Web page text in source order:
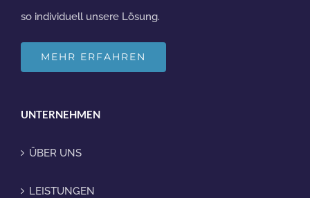
so individuell unsere Lösung.
MEHR ERFAHREN
UNTERNEHMEN
ÜBER UNS
LEISTUNGEN